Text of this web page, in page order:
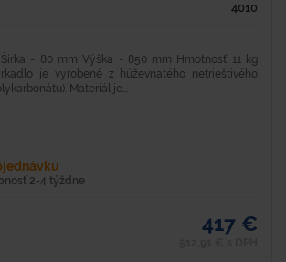
4010
- 80 mm Výška - 850 mm Hmotnosť 11 kg
je vyrobené z húževnatého netrieštivého
Materiál je...
2-4 týždne
417 €